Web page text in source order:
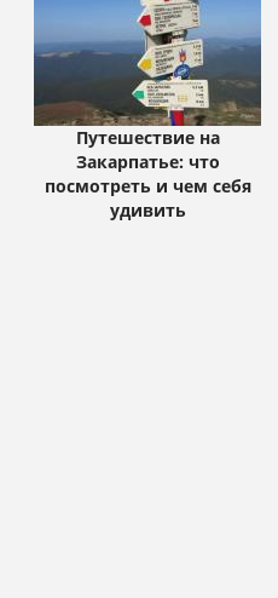
Путешествие на
Закарпатье: что
посмотреть и чем себя
удивить